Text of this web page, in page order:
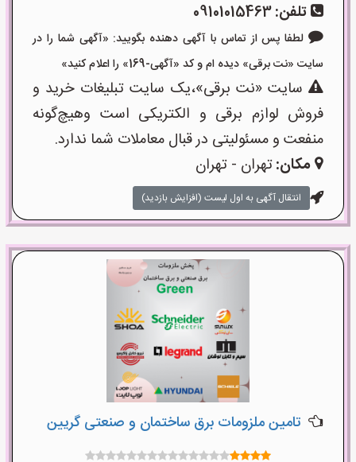
تلفن:09101015463
لطفا پس از تماس با آگهی دهنده بگویید: «آگهی شما را در
سایت «نت برقی» دیده ام و کد «آگهی-169» را اعلام کنید»
سایت «نت برقی»،یک سایت تبلیغات خرید و
فروش لوازم برقی و الکتریکی است وهیچ‌گونه
منفعت و مسئولیتی در قبال معاملات شما ندارد.
مکان:تهران - تهران
انتقال آگهی به اول لیست (افزایش بازدید)
تامین ملزومات برق ساختمان و صنعتی گریین